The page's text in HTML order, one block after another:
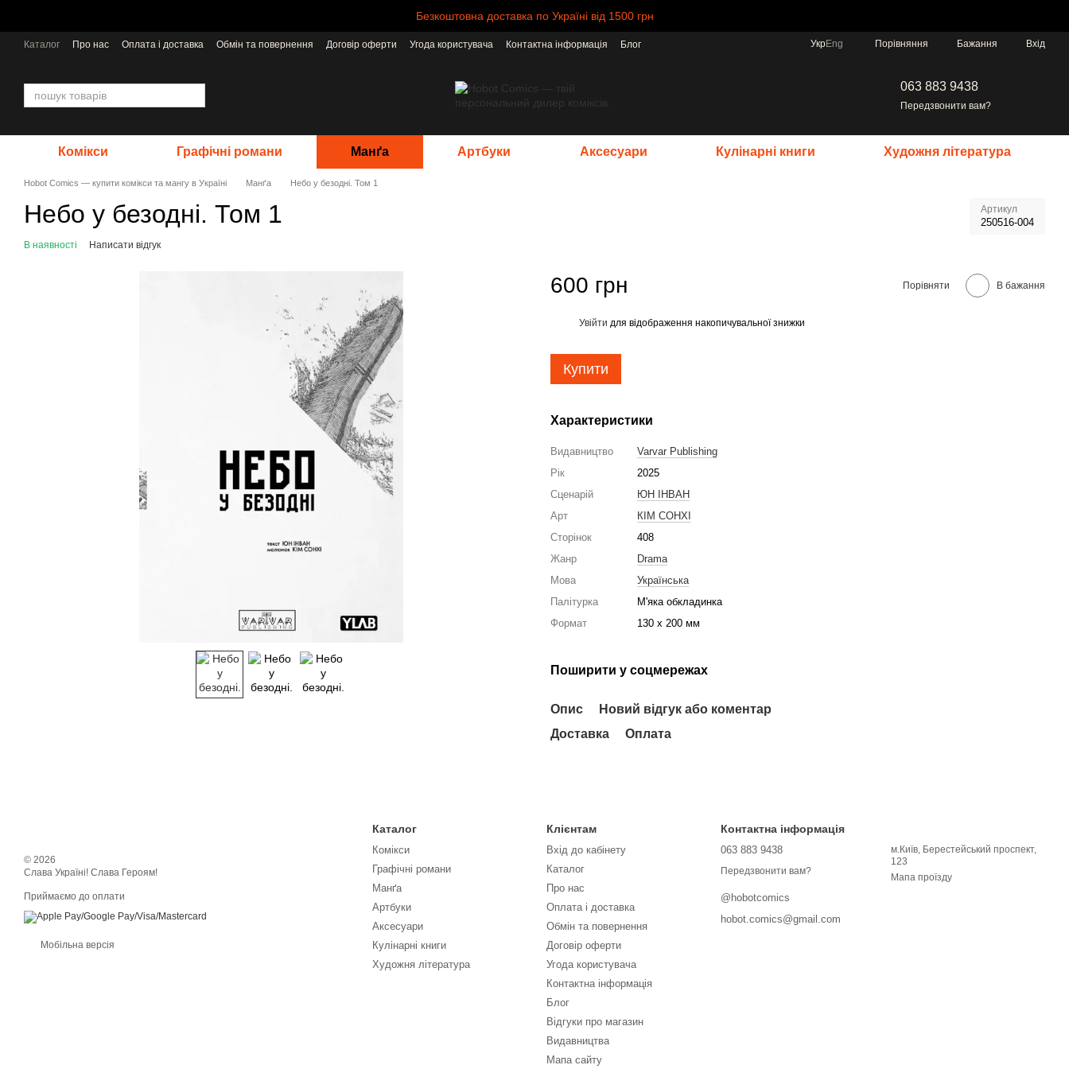
Безкоштовна доставка по Україні від 1500 грн
Каталог Про нас Оплата і доставка Обмін та повернення Договір оферти Угода користувача Контактна інформація
Блог
УкрEng Порівняння Бажання Вхід
063 883 9438
Передзвонити вам?
Комікси Графічні романи Манґа Артбуки Аксесуари Кулінарні книги Художня література
Hobot Comics — купити комікси та мангу в Україні Манґа Небо у безодні. Том 1
Небо у безодні. Том 1 Артикул
250516-004
В наявності Написати відгук
600 грн Порівняти В бажання
Увійти для відображення накопичувальної знижки
Купити
Характеристики
Видавництво
Varvar Publishing
Рік
2025
Сценарій
ЮН ІНВАН
Арт
КІМ СОНХІ
Сторінок
408
Жанр
Drama
Мова
Українська
Палітурка
М'яка обкладинка
Формат
130 x 200 мм
Поширити у соцмережах
Опис
Новий відгук або коментар
Доставка
Оплата
© 2026
Слава Україні! Слава Героям!
Приймаємо до оплати
Мобільна версія
Каталог
Комікси
Графічні романи
Манґа
Артбуки
Аксесуари
Кулінарні книги
Художня література
Клієнтам
Вхід до кабінету
Каталог
Про нас
Оплата і доставка
Обмін та повернення
Договір оферти
Угода користувача
Контактна інформація
Блог
Відгуки про магазин
Видавництва
Мапа сайту
Контактна інформація
063 883 9438
Передзвонити вам?
@hobotcomics
hobot.comics@gmail.com
м.Київ, Берестейський проспект,
123
Мапа проїзду